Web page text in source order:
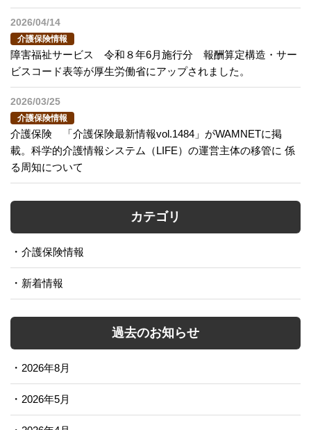
2026/04/14
介護保険情報
障害福祉サービス 令和８年6月施行分 報酬算定構造・サー
ビスコード表等が厚生労働省にアップされました。
2026/03/25
介護保険情報
介護保険 「介護保険最新情報vol.1484」がWAMNETに掲
載。科学的介護情報システム（LIFE）の運営主体の移管に 係
る周知について
カテゴリ
介護保険情報
新着情報
過去のお知らせ
2026年8月
2026年5月